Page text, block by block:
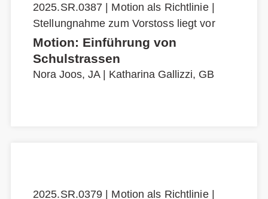
2025.SR.0387 | Motion als Richtlinie |
Stellungnahme zum Vorstoss liegt vor
Motion: Einführung von
Schulstrassen
Nora Joos, JA| Katharina Gallizzi, GB
2025.SR.0379 | Motion als Richtlinie |